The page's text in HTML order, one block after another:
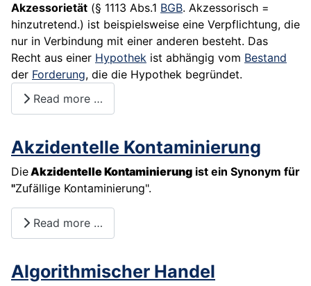
Akzessorietät (§ 1113 Abs.1 BGB. Akzessorisch =
hinzutretend.) ist beispielsweise eine Verpflichtung, die
nur in Verbindung mit einer anderen besteht. Das
Recht aus einer Hypothek ist abhängig vom Bestand
der Forderung, die die Hypothek begründet.
Read more …
Akzidentelle Kontaminierung
DieAkzidentelle Kontaminierung ist ein Synonym für
"Zufällige Kontaminierung".
Read more …
Algorithmischer Handel